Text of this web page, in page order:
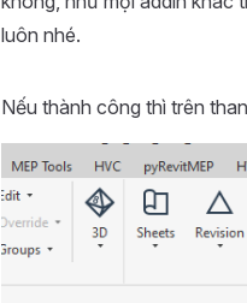
luôn nhé.
Nếu thành công thì trên